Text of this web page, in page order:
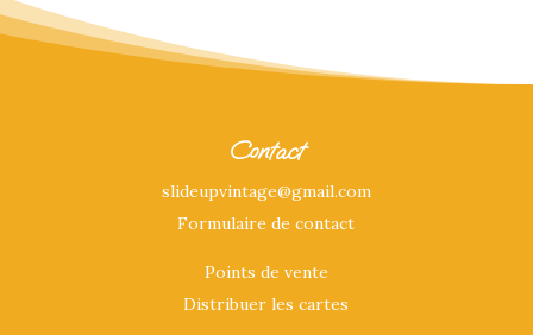
Contact
slideupvintage@gmail.com
Formulaire de contact
Points de vente
Distribuer les cartes